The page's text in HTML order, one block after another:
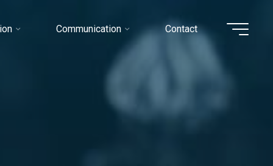
Communication Contact